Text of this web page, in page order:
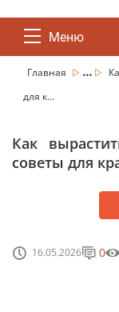
Меню
Главная ...
для к...
Как
советы для
16.05.2026 0